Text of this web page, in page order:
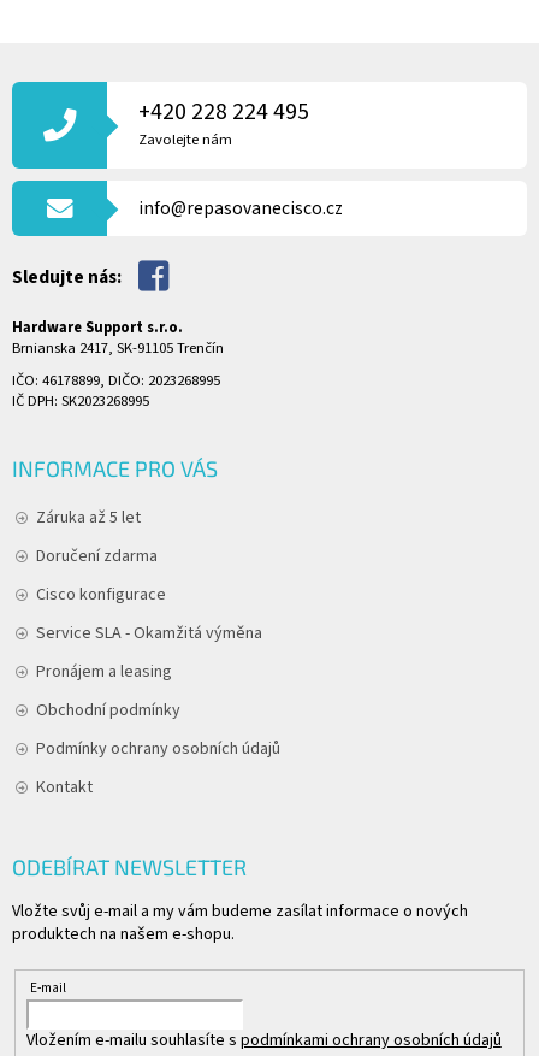
Á
T
+420 228 224 495
Zavolejte nám
info@repasovanecisco.cz
Sledujte nás:
Hardware Support s.r.o.
Brnianska 2417, SK-91105 Trenčín
IČO: 46178899, DIČO: 2023268995
IČ DPH: SK2023268995
INFORMACE PRO VÁS
Záruka až 5 let
Doručení zdarma
Cisco konfigurace
Service SLA - Okamžitá výměna
Pronájem a leasing
Obchodní podmínky
Podmínky ochrany osobních údajů
Kontakt
ODEBÍRAT NEWSLETTER
Vložte svůj e-mail a my vám budeme zasílat informace o nových
produktech na našem e-shopu.
E-mail
Vložením e-mailu souhlasíte s podmínkami ochrany osobních údajů